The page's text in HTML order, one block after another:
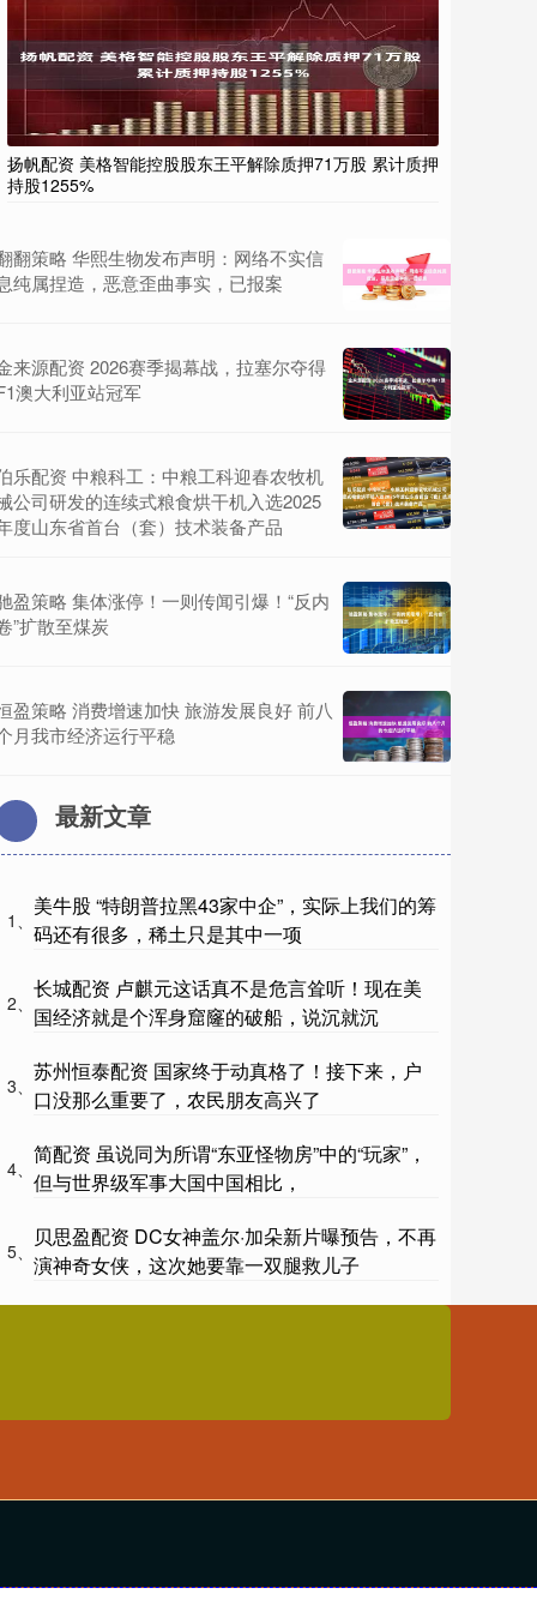
扬帆配资 美格智能控股股东王平解除质押71万股 累计质押
持股1255%
翻策略 华熙生物发布声明：网络不实信
纯属捏造，恶意歪曲事实，已报案
来源配资 2026赛季揭幕战，拉塞尔夺得
澳大利亚站冠军
乐配资 中粮科工：中粮工科迎春农牧机
公司研发的连续式粮食烘干机入选2025
度山东省首台（套）技术装备产品
盈策略 集体涨停！一则传闻引爆！“反内
”扩散至煤炭
盈策略 消费增速加快 旅游发展良好 前八
月我市经济运行平稳
最新文章
1、
美牛股 “特朗普拉黑43家中企”，实际上我们的筹
码还有很多，稀土只是其中一项
2、
长城配资 卢麒元这话真不是危言耸听！现在美
国经济就是个浑身窟窿的破船，说沉就沉
3、
苏州恒泰配资 国家终于动真格了！接下来，户
口没那么重要了，农民朋友高兴了
4、
简配资 虽说同为所谓“东亚怪物房”中的“玩家”，
但与世界级军事大国中国相比，
5、
贝思盈配资 DC女神盖尔·加朵新片曝预告，不再
演神奇女侠，这次她要靠一双腿救儿子